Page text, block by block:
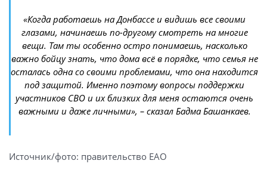
«Когда работаешь на Донбассе и видишь все своими
глазами, начинаешь по-другому смотреть на многие
вещи. Там ты особенно остро понимаешь, насколько
важно бойцу знать, что дома всё в порядке, что семья не
осталась одна со своими проблемами, что она находится
под защитой. Именно поэтому вопросы поддержки
участников СВО и их близких для меня остаются очень
важными и даже личными», – сказал Бадма Башанкаев.
Источник/фото: правительство ЕАО